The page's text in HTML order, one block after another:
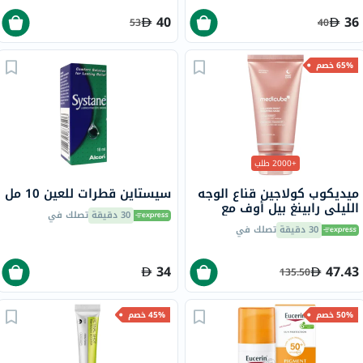
36
40
40
53
65% خصم
+2000 طلب
ميديكوب كولاجين قناع الوجه
الليلي رابينغ بيل أوف مع
النياسيناميد والسيراميد 75
مل 30 دقيقة تصلك في
47.43
135.50
سيستاين قطرات للعين 10 مل
30 دقيقة تصلك في
34
50% خصم 45% خصم